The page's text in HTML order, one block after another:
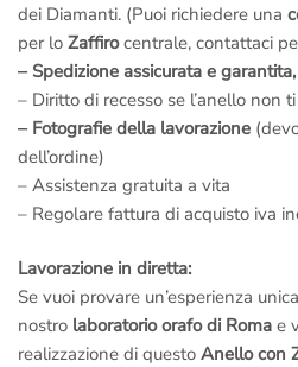
dei Diamanti. (Puoi richiedere una
per lo Zaffirocentrale, contattaci
– Spedizione assicurata e
– Diritto di recesso se l’anello non
– Fotografie della lavorazione
dell’ordine)
– Assistenza gratuita a vita
– Regolare fattura di acquisto iva
Lavorazione in diretta:
Se vuoi provare un’esperienza
nostro laboratorio orafo di Roma e
realizzazione di questo Anello con